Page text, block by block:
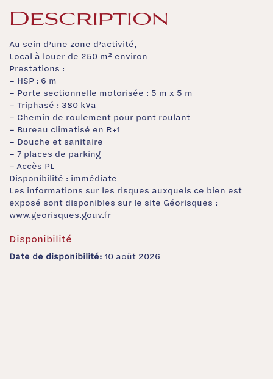
Description
Au sein d’une zone d’activité,
Local à louer de 250 m² environ
Prestations :
– HSP : 6 m
– Porte sectionnelle motorisée : 5 m x 5 m
– Triphasé : 380 kVa
– Chemin de roulement pour pont roulant
– Bureau climatisé en R+1
– Douche et sanitaire
– 7 places de parking
– Accès PL
Disponibilité : immédiate
Les informations sur les risques auxquels ce bien est
exposé sont disponibles sur le site Géorisques :
www.georisques.gouv.fr
Disponibilité
Date de disponibilité: 10 août 2026